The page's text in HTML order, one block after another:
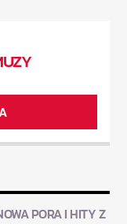
PORA I HITY Z